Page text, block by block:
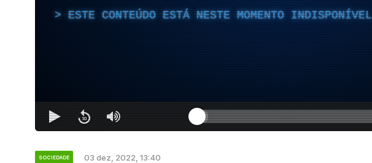
ESTE CONTEÚDO ESTÁ NESTE MOMENTO INDISPONÍVEL
SOCIEDADE 03 dez, 2022, 13:40